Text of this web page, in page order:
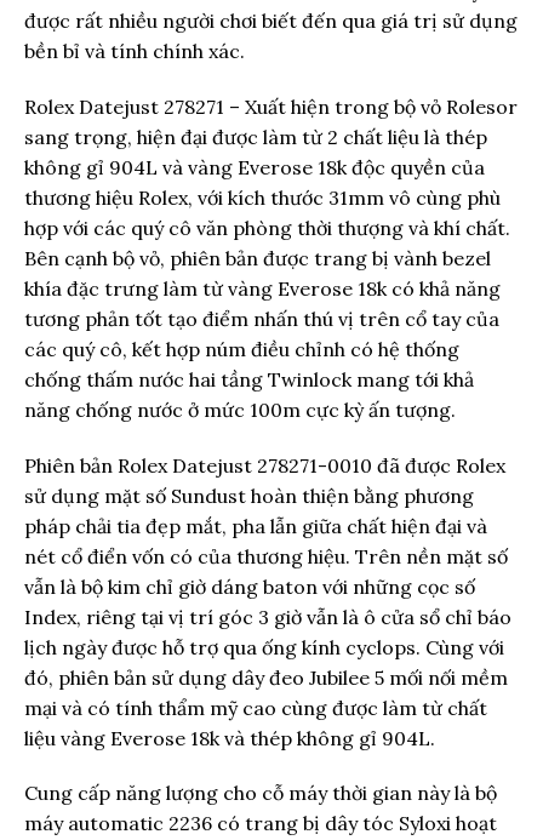
được rất nhiều người chơi biết đến qua giá trị sử dụng
bền bỉ và tính chính xác.
Rolex Datejust 278271 – Xuất hiện trong bộ vỏ Rolesor
sang trọng, hiện đại được làm từ 2 chất liệu là thép
không gỉ 904L và vàng Everose 18k độc quyền của
thương hiệu Rolex, với kích thước 31mm vô cùng phù
hợp với các quý cô văn phòng thời thượng và khí chất.
Bên cạnh bộ vỏ, phiên bản được trang bị vành bezel
khía đặc trưng làm từ vàng Everose 18k có khả năng
tương phản tốt tạo điểm nhấn thú vị trên cổ tay của
các quý cô, kết hợp núm điều chỉnh có hệ thống
chống thấm nước hai tầng Twinlock mang tới khả
năng chống nước ở mức 100m cực kỳ ấn tượng.
Phiên bản Rolex Datejust 278271-0010 đã được Rolex
sử dụng mặt số Sundust hoàn thiện bằng phương
pháp chải tia đẹp mắt, pha lẫn giữa chất hiện đại và
nét cổ điển vốn có của thương hiệu. Trên nền mặt số
vẫn là bộ kim chỉ giờ dáng baton với những cọc số
Index, riêng tại vị trí góc 3 giờ vẫn là ô cửa sổ chỉ báo
lịch ngày được hỗ trợ qua ống kính cyclops. Cùng với
đó, phiên bản sử dụng dây đeo Jubilee 5 mối nối mềm
mại và có tính thẩm mỹ cao cùng được làm từ chất
liệu vàng Everose 18k và thép không gỉ 904L.
Cung cấp năng lượng cho cỗ máy thời gian này là bộ
máy automatic 2236 có trang bị dây tóc Syloxi hoạt